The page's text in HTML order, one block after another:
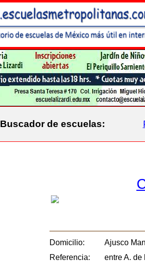
Buscador de escuelas:
Domicilio:
Ajusco
Referencia:
entre A. de